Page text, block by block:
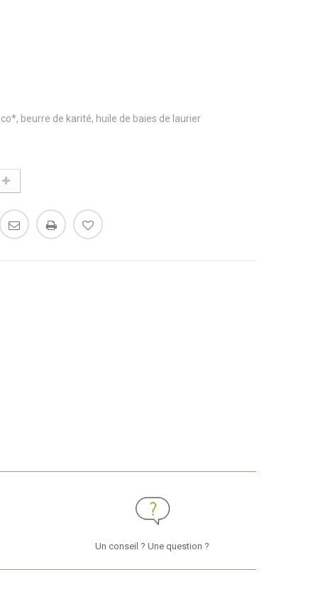
beurre de karité, huile de baies de laurier
Un conseil ? Une question ?